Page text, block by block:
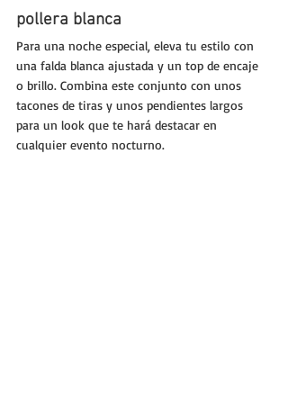
pollera blanca
Para una noche especial, eleva tu estilo con
una falda blanca ajustada y un top de encaje
o brillo. Combina este conjunto con unos
tacones de tiras y unos pendientes largos
para un look que te hará destacar en
cualquier evento nocturno.